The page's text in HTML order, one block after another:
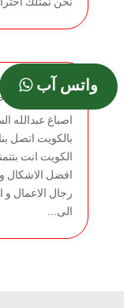
نحن نمتلك
اصباغ عبدالله
اصباغ عبدالله
بالكويت اتصل
الكويت انت
افضل الاشكال
رجال الاعمال و
الى...
واتس آب